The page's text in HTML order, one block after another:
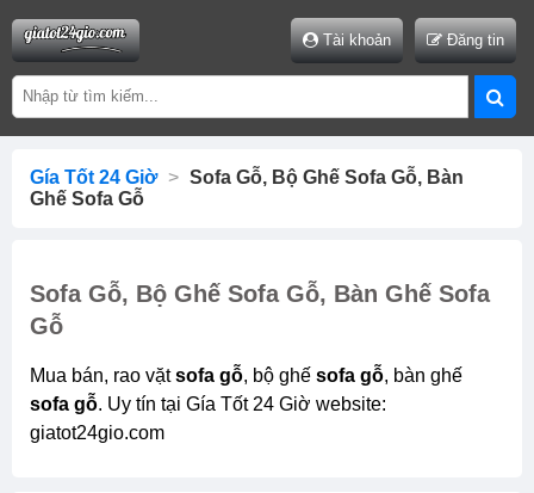
Tài khoản Đăng tin
Gía Tốt 24 Giờ > Sofa Gỗ, Bộ Ghế Sofa Gỗ, Bàn
Ghế Sofa Gỗ
Sofa Gỗ, Bộ Ghế Sofa Gỗ, Bàn Ghế Sofa
Gỗ
Mua bán, rao vặtsofa gỗ, bộ ghế sofa gỗ, bàn ghế
sofa gỗ. Uy tín tại Gía Tốt 24 Giờ website:
giatot24gio.com